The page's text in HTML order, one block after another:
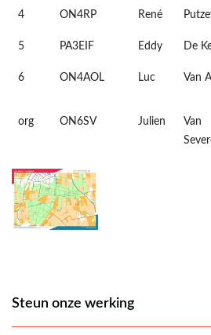
4 ON4RP René
5 PA3EIF Eddy De
6 ON4AOL Luc Van
org ON6SV Julien
Van
Steun onze werking